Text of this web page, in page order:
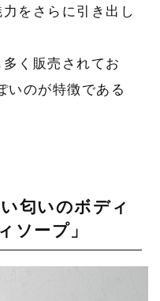
をさらに引き出し
く販売されてお
いのが特徴である
匂いのボディ
ソープ」